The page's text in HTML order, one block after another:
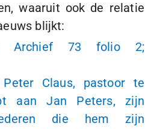
waaruit ook de relatie
blijkt:
Archief 73 folio 2;
Claus, pastoor te
aan Jan Peters, zijn
die hem zijn